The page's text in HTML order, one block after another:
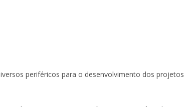
periféricos para o desenvolvimento dos projetos